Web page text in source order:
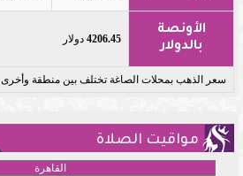
الأونصة
بالدولار
4206.45 دولار
سعر الذهب بمحلات الصاغة تختلف بين منطقة وأخرى
مواقيت الصلاة